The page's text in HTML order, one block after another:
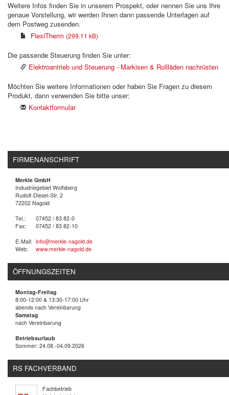
Weitere Infos finden Sie in unserem Prospekt, oder nennen Sie uns Ihre
genaue Vorstellung, wir werden Ihnen dann passende Unterlagen auf
dem Postweg zusenden.
FlexiTherm (299.11 kB)
Die passende Steuerung finden Sie unter:
Elektroantrieb und Steuerung - Markisen & Rollläden nachrüsten
Möchten Sie weitere Informationen oder haben Sie Fragen zu diesem
Produkt, dann verwenden Sie bitte unser:
Kontaktformular
FIRMENANSCHRIFT
Merkle GmbH
Industriegebiet Wolfsberg
Rudolf-Diesel-Str. 2
72202 Nagold
Tel.:
07452 / 83 82-0
Fax:
07452 / 83 82-10
E-Mail: info@merkle-nagold.de
Web:
www.merkle-nagold.de
ÖFFNUNGSZEITEN
Montag-Freitag
8:00-12:00 & 13:30-17:00 Uhr
abends nach Vereinbarung
Samstag
nach Vereinbarung
Betriebsurlaub
Sommer: 24.08.-04.09.2026
RS FACHVERBAND
Fachbetrieb